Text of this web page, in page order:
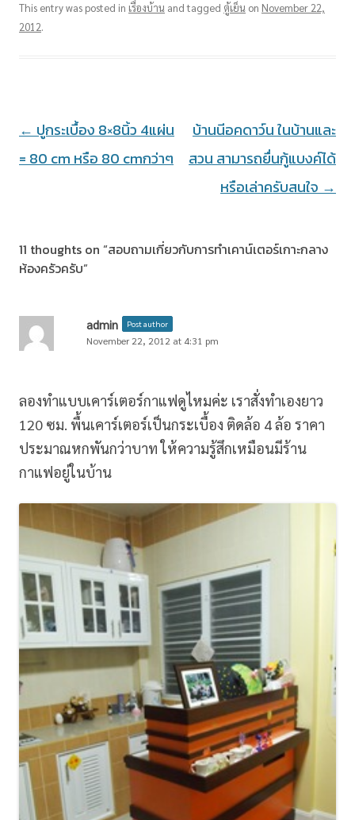
This entry was posted in เรื่องบ้าน and tagged ตู้เย็น on November 22,
2012.
Post
navigation
← ปูกระเบื้อง 8×8นิ้ว 4แผ่น
= 80 cm หรือ 80 cmกว่าๆ
บ้านนีอคดาว์น ในบ้านและ
สวน สามารถยื่นกู้แบงค์ได้
หรือเล่าครับสนใจ →
11 thoughts on “สอบถามเกี่ยวกับการทำเคาน์เตอร์เกาะกลาง
ห้องครัวครับ”
admin Post author
November 22, 2012 at 4:31 pm
ลองทำแบบเคาร์เตอร์กาแฟดูไหมค่ะ เราสั่งทำเองยาว
120 ซม. พื้นเคาร์เตอร์เป็นกระเบื้อง ติดล้อ 4 ล้อ ราคา
ประมาณหกพันกว่าบาท ให้ความรู้สึกเหมือนมีร้าน
กาแฟอยู่ในบ้าน